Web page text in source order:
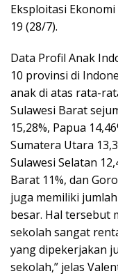
Eksploitasi
19 (28/7).
Data Profil Anak
10 provinsi di
anak di atas rata-
Sulawesi Barat
15,28%, Papua
Sumatera Utara
Sulawesi Selatan
Barat 11%, dan
juga memiliki
besar. Hal tersebut
sekolah sangat
yang dipekerjakan
sekolah,” jelas